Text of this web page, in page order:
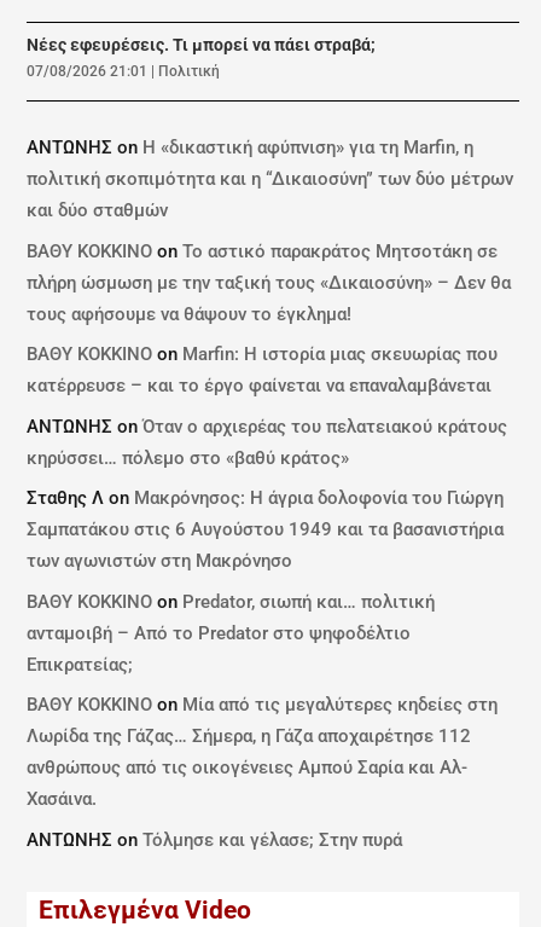
Νέες εφευρέσεις. Τι μπορεί να πάει στραβά;
07/08/2026 21:01 Πολιτική
ΑΝΤΩΝΗΣ on Η «δικαστική αφύπνιση» για τη Marfin, η
πολιτική σκοπιμότητα και η “Δικαιοσύνη” των δύο μέτρων
και δύο σταθμών
ΒΑΘΥ ΚΟΚΚΙΝΟ onΤο αστικό παρακράτος Μητσοτάκη σε
πλήρη ώσμωση με την ταξική τους «Δικαιοσύνη» – Δεν θα
τους αφήσουμε να θάψουν το έγκλημα!
ΒΑΘΥ ΚΟΚΚΙΝΟ on Marfin: Η ιστορία μιας σκευωρίας που
κατέρρευσε – και το έργο φαίνεται να επαναλαμβάνεται
ΑΝΤΩΝΗΣ onΌταν ο αρχιερέας του πελατειακού κράτους
κηρύσσει… πόλεμο στο «βαθύ κράτος»
Σταθης Λ on Μακρόνησος: Η άγρια δολοφονία του Γιώργη
Σαμπατάκου στις 6 Αυγούστου 1949 και τα βασανιστήρια
των αγωνιστών στη Μακρόνησο
ΒΑΘΥ ΚΟΚΚΙΝΟ on Predator, σιωπή και… πολιτική
ανταμοιβή – Από το Predator στο ψηφοδέλτιο
Επικρατείας;
ΒΑΘΥ ΚΟΚΚΙΝΟ on Μία από τις μεγαλύτερες κηδείες στη
Λωρίδα της Γάζας… Σήμερα, η Γάζα αποχαιρέτησε 112
ανθρώπους από τις οικογένειες Αμπού Σαρία και Αλ-
Χασάινα.
ΑΝΤΩΝΗΣ onΤόλμησε και γέλασε; Στην πυρά
Επιλεγμένα Video